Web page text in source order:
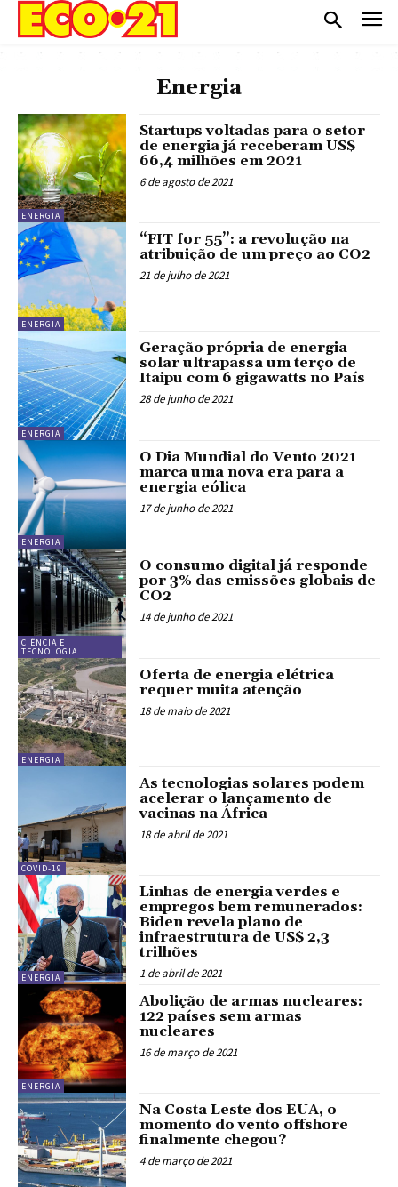
Energia
ENERGIA
Startups voltadas para o setor
de energia já receberam US$
66,4 milhões em 2021
6 de agosto de 2021
ENERGIA
“FIT for 55”: a revolução na
atribuição de um preço ao CO2
21 de julho de 2021
ENERGIA
Geração própria de energia
solar ultrapassa um terço de
Itaipu com 6 gigawatts no País
28 de junho de 2021
ENERGIA
O Dia Mundial do Vento 2021
marca uma nova era para a
energia eólica
17 de junho de 2021
CIÊNCIA E
TECNOLOGIA
O consumo digital já responde
por 3% das emissões globais de
CO2
14 de junho de 2021
ENERGIA
Oferta de energia elétrica
requer muita atenção
18 de maio de 2021
COVID-19
As tecnologias solares podem
acelerar o lançamento de
vacinas na África
18 de abril de 2021
ENERGIA
Linhas de energia verdes e
empregos bem remunerados:
Biden revela plano de
infraestrutura de US$ 2,3
trilhões
1 de abril de 2021
ENERGIA
Abolição de armas nucleares:
122 países sem armas
nucleares
16 de março de 2021
Na Costa Leste dos EUA, o
momento do vento offshore
finalmente chegou?
4 de março de 2021